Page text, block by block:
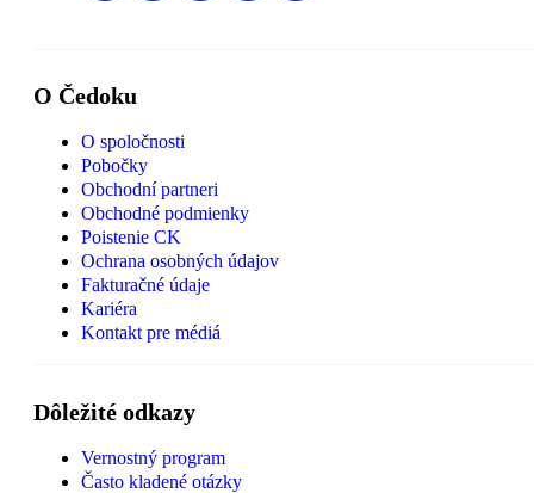
O Čedoku
O spoločnosti
Pobočky
Obchodní partneri
Obchodné podmienky
Poistenie CK
Ochrana osobných údajov
Fakturačné údaje
Kariéra
Kontakt pre médiá
Dôležité odkazy
Vernostný program
Často kladené otázky